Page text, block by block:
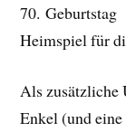
70. Geburtstag
Heimspiel für
Als zusätzliche
Enkel (und